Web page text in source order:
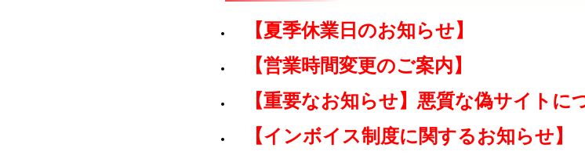
【夏季休業日のお知らせ】
【営業時間変更のご案内】
【重要なお知らせ】悪質な偽サイトに
【インボイス制度に関するお知らせ】